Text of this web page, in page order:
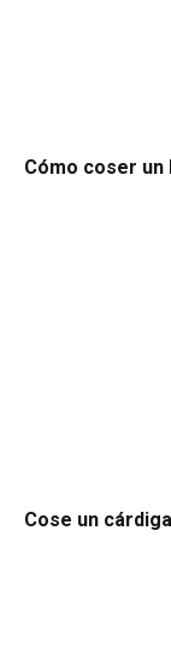
Cómo coser un
Cose un